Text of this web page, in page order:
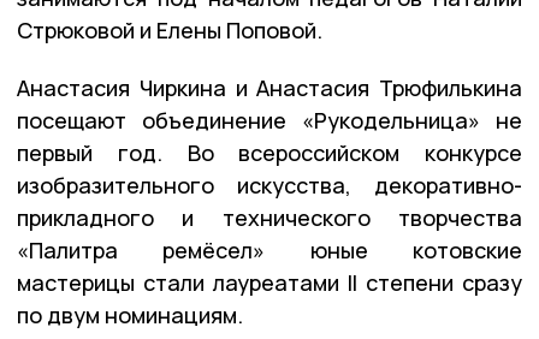
Стрюковой и Елены Поповой.
Анастасия Чиркина и Анастасия Трюфилькина
посещают объединение «Рукодельница» не
первый год. Во всероссийском конкурсе
изобразительного искусства, декоративно-
прикладного и технического творчества
«Палитра ремёсел» юные котовские
мастерицы стали лауреатами II степени сразу
по двум номинациям.